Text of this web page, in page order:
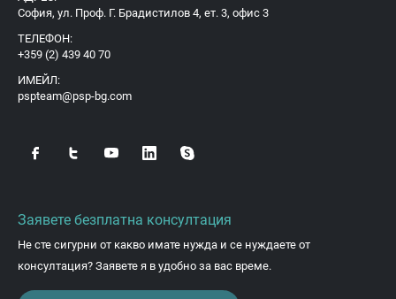
София, ул. Проф. Г. Брадистилов 4, ет. 3, офис 3
ТЕЛЕФОН:
+359 (2) 439 40 70
ИМЕЙЛ:
pspteam@psp-bg.com
Заявете безплатна консултация
Не сте сигурни от какво имате нужда и се нуждаете от
консултация? Заявете я в удобно за вас време.